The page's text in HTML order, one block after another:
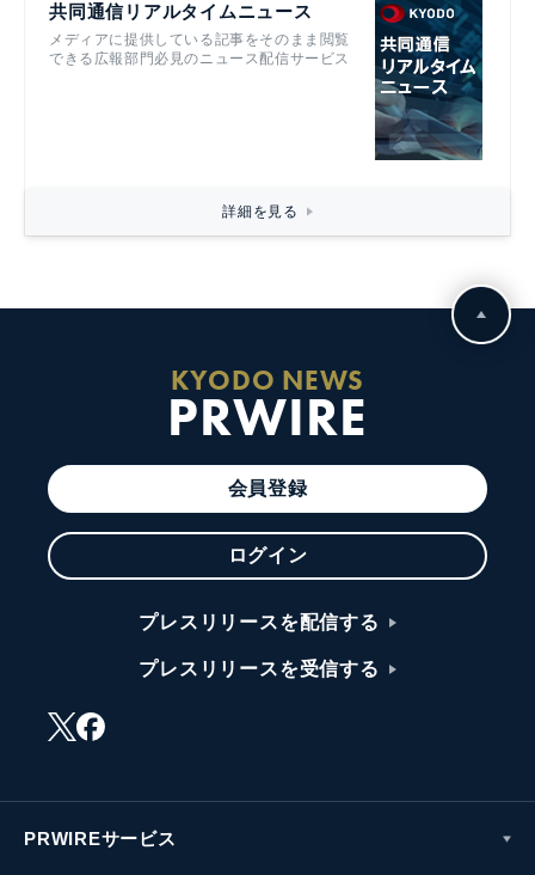
共同通信リアルタイムニュース
メディアに提供している記事をそのまま閲覧
できる広報部門必見のニュース配信サービス
詳細を見る
KYODO NEWS
PRWIRE
会員登録
ログイン
プレスリリースを配信する
プレスリリースを受信する
PRWIREサービス